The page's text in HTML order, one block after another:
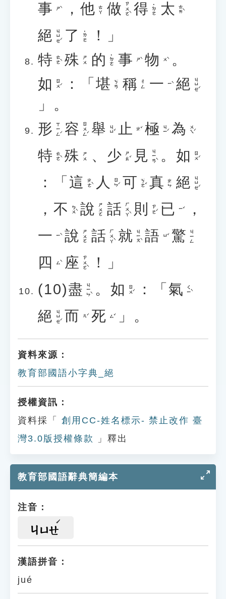
事 ㄕˋ ， 他 ㄊㄚ 做 ㄗㄨㄛˋ 得 ˙ㄉㄜ 太 ㄊㄞˋ
絕 ㄐㄩㄝˊ 了 ˙ㄌㄜ
！」
特 ㄊㄜˋ 殊 ㄕㄨ 的 ˙ㄉㄜ 事 ㄕˋ 物 ㄨˋ
。
如 ㄖㄨˊ ：「 堪 ㄎㄢ 稱 ㄔㄥ 一 ㄧˋ 絕 ㄐㄩㄝˊ
」。
形 ㄒㄧㄥˊ 容 ㄖㄨㄥˊ 舉 ㄐㄩˇ 止 ㄓˇ 極 ㄐㄧˊ 為 ㄨㄟˊ
特 ㄊㄜˋ 殊 ㄕㄨ 、 少 ㄕㄠˇ 見 ㄐㄧㄢˋ 。 如 ㄖㄨˊ
：「 這 ㄓㄜˋ 人 ㄖㄣˊ 可 ㄎㄜˇ 真 ㄓㄣ 絕 ㄐㄩㄝˊ
， 不 ㄅㄨˋ 說 ㄕㄨㄛ 話 ㄏㄨㄚˋ 則 ㄗㄜˊ 已 ㄧˇ
，
一
ㄧˋ 說 ㄕㄨㄛ 話 ㄏㄨㄚˋ 就 ㄐㄧㄡˋ 語 ㄩˇ 驚 ㄐㄧㄥ
四 ㄙˋ 座 ㄗㄨㄛˋ
！」
(10)盡 ㄐㄧㄣˋ 。 如 ㄖㄨˊ ：「 氣 ㄑㄧˋ
絕 ㄐㄩㄝˊ 而 ㄦˊ 死 ㄙˇ 」。
資料來源：
教育部國語小字典_絕
授權資訊：
資料採「
創用CC-姓名標示- 禁止改作 臺
灣3.0版授權條款
」釋出
教育部國語辭典簡編本
注音：
ㄐㄩㄝ
漢語拼音：
jué